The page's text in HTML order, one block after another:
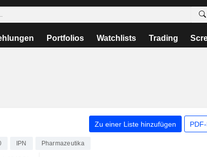
Portfolios Watchlists Trading
Zu einer Liste hinzufügen
IPN Pharmazeutika